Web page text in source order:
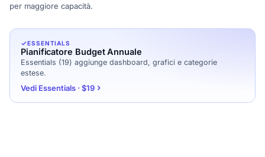
per maggiore capacità.
ESSENTIALS
Pianificatore Budget Annuale
Essentials (19) aggiunge dashboard, grafici e categorie
estese.
Vedi Essentials · $19